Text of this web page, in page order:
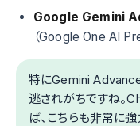
Google Gemini
（Google One AI
特にGemini
逃されがちですね。
ば、こちらも非常に